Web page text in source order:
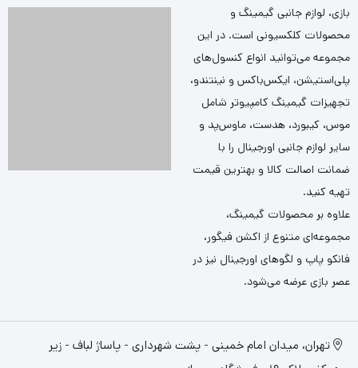
بازی، لوازم جانبی گیمینگ و
محصولات کلکسیونی است. در این
مجموعه می‌توانید انواع کنسول‌های
پلی‌استیشن، ایکس‌باکس و نینتندو،
تجهیزات گیمینگ کامپیوتر شامل
موس، کیبورد، هدست، ماوس‌پد و
سایر لوازم جانبی اورجینال را با
ضمانت اصالت کالا و بهترین قیمت
تهیه کنید.
علاوه بر محصولات گیمینگ،
مجموعه‌ای متنوع از اکشن فیگور،
فانکو پاپ و لگوهای اورجینال نیز در
عصر بازی عرضه می‌شود.
تهران، میدان امام خمینی - پشت شهرداری - پاساژ لباف - زیر